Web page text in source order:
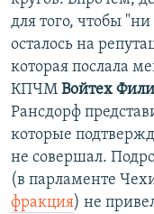
для того, чтобы
осталось на
которая послала
КПЧМ Войтех
Рансдорф
которые
не совершал.
(в парламенте
фракция) не